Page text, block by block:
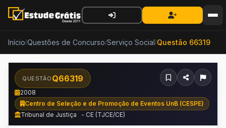
Início/Questões de Concurso/Serviço Social/Questão 66319
QUESTÃO Q66319
2008
Centro de Seleção e de Promoção de Eventos UnB (CESPE)
Tribunal de Justiça - CE (TJCE/CE)